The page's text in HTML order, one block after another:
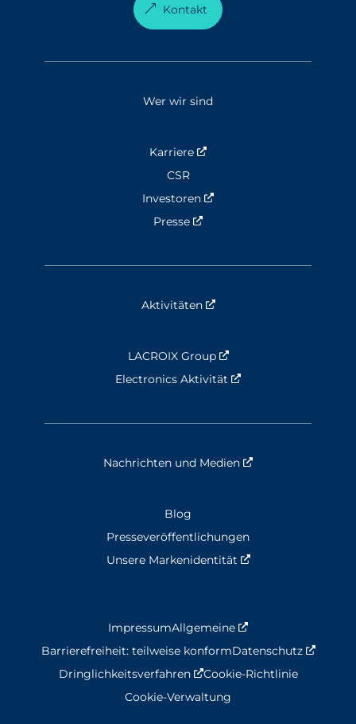
Kontakt
Wer wir sind
Karriere
CSR
Investoren
Presse
Aktivitäten Nouvelle fenêtre
LACROIX Group
Nouvelle fenêtre
Electronics Aktivität
Nachrichten und Medien
Blog
Presseveröffentlichungen
Unsere Markenidentität
Nouvelle fenêtre
ImpressumAllgemeine
Barrierefreiheit: teilweise konformDatenschutz
Dringlichkeitsverfahren
Nouvelle fenêtre
Cookie-Richtlinie
Cookie-Verwaltung